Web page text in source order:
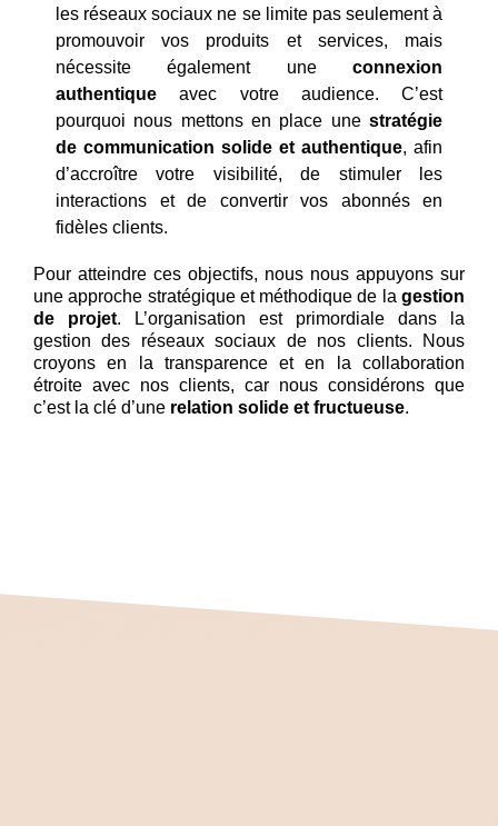
les réseaux sociaux ne se limite pas seulement à
promouvoir vos produits et services, mais
nécessite également une connexion
authentique avec votre audience. C’est
pourquoi nous mettons en place une stratégie
de communication solide et authentique, afin
d’accroître votre visibilité, de stimuler les
interactions et de convertir vos abonnés en
fidèles clients.
Pour atteindre ces objectifs, nous nous appuyons sur
une approche stratégique et méthodique de la gestion
de projet. L’organisation est primordiale dans la
gestion des réseaux sociaux de nos clients. Nous
croyons en la transparence et en la collaboration
étroite avec nos clients, car nous considérons que
c’est la clé d’une relation solide et fructueuse.